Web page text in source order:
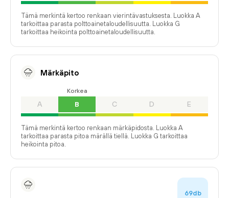
Tämä merkintä kertoo renkaan vierintävastuksesta. Luokka A
tarkoittaa parasta polttoainetaloudellisuutta. Luokka G
tarkoittaa heikointa polttoainetaloudellisuutta.
Märkäpito
A
Korkea
B C D E
Tämä merkintä kertoo renkaan märkäpidosta. Luokka A
tarkoittaa parasta pitoa märällä tiellä. Luokka G tarkoittaa
heikointa pitoa.
69db